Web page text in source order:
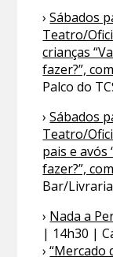
›Sábados
Teatro/
crianças
fazer?”,
Palco do
›Sábados
Teatro/
pais e avós
fazer?”,
Bar/
› Nada a
| 14h30 |
›“Mercado